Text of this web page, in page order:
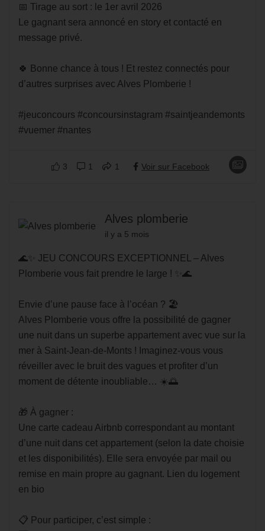
📅 Tirage au sort : le 1er avril 2026
Le gagnant sera annoncé en story et contacté en
message privé.
🍀 Bonne chance à tous ! Et restez connectés pour
d’autres surprises avec Alves Plomberie !
#jeuconcours #concoursinstagram #saintjeandemonts
#vuemer #nantes
3 1 1 Voir sur Facebook
Alves plomberie
il y a 5 mois
🌊✨ JEU CONCOURS EXCEPTIONNEL – Alves
Plomberie vous fait prendre le large ! ✨🌊
Envie d’une pause face à l’océan ? 🏖️
Alves Plomberie vous offre la possibilité de gagner
une nuit dans un superbe appartement avec vue sur la
mer à Saint-Jean-de-Monts ! Imaginez-vous vous
réveiller avec le bruit des vagues et profiter d’un
moment de détente inoubliable… ☀️🌅
🎁 À gagner :
Une carte cadeau Airbnb correspondant au montant
d’une nuit dans cet appartement (selon la date choisie
et les disponibilités). Elle sera envoyée par mail ou
remise en main propre au gagnant. Lien du logement
en bio
📋 Pour participer, c’est simple :